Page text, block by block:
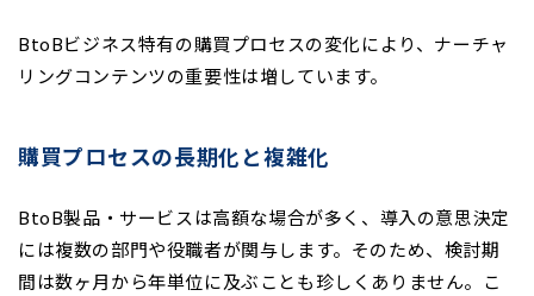
BtoBビジネス特有の購買プロセスの変化により、ナーチャ
リングコンテンツの重要性は増しています。
購買プロセスの長期化と複雑化
BtoB製品・サービスは高額な場合が多く、導入の意思決定
には複数の部門や役職者が関与します。そのため、検討期
間は数ヶ月から年単位に及ぶことも珍しくありません。こ